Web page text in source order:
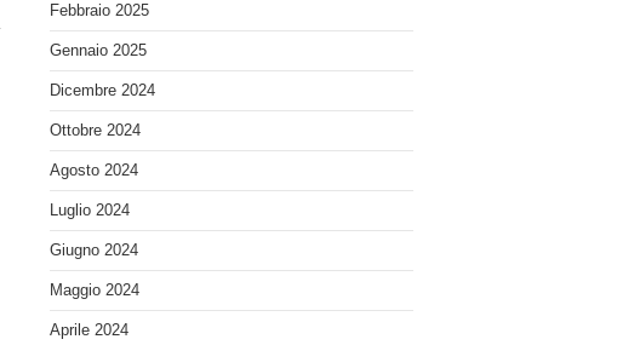
Febbraio 2025
Gennaio 2025
Dicembre 2024
Ottobre 2024
Agosto 2024
Luglio 2024
Giugno 2024
Maggio 2024
Aprile 2024